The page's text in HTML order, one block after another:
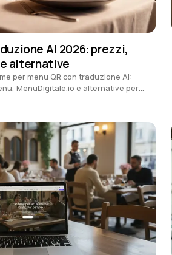
AI 2026: prezzi,
alternative
per menu QR con traduzione AI:
MenuDigitale.io e alternative per
EU e piani gratis.